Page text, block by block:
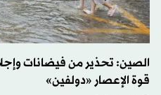
الصين: تحذير من فيضانات
قوة الإعصار «دولفين»